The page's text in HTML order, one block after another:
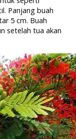
Panjang buah
5 cm. Buah
setelah tua akan